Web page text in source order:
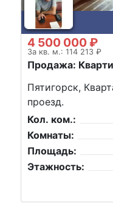
4 500 000 ₽
За кв. м.: 114 213 ₽
Продажа:
Пятигорск,
проезд.
Кол. ком.:
Комнаты:
Площадь:
Этажность: